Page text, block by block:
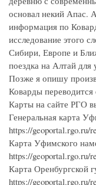
основал некий Апас.
информация по
исследование этого
Сибири, Европе и
поездка на Алтай для
Позже я опишу
Коварды
Карты на сайте РГО
Генеральная карта
https://geoportal.rgo.ru/
Карта Уфимского
https://geoportal.rgo.ru/
Карта Оренбургской
https://geoportal.rgo.ru/